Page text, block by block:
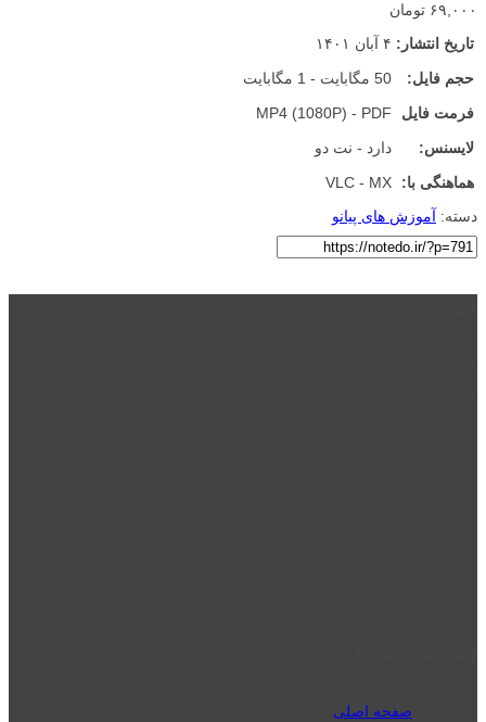
۶۹,۰۰۰ تومان
تاریخ انتشار: ۴ آبان ۱۴۰۱
حجم فایل:
50 مگابایت - 1 مگابایت
فرمت فایل
MP4 (1080P) - PDF
لایسنس:
دارد - نت دو
هماهنگی با:
VLC - MX
دسته: آموزش های پیانو
صفحه اصلی